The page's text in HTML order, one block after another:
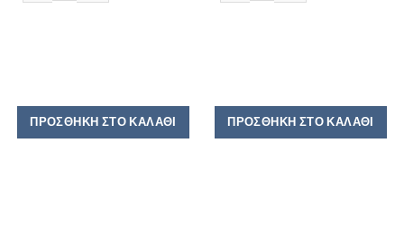
ΠΡΟΣΘΉΚΗ ΣΤΟ ΚΑΛΆΘΙ ΠΡΟΣΘΉΚΗ ΣΤΟ ΚΑΛΆΘΙ